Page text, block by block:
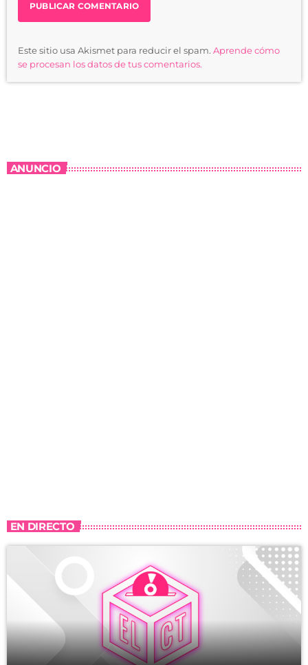
Este sitio usa Akismet para reducir el spam. Aprende cómo
se procesan los datos de tus comentarios.
ANUNCIO
EN DIRECTO